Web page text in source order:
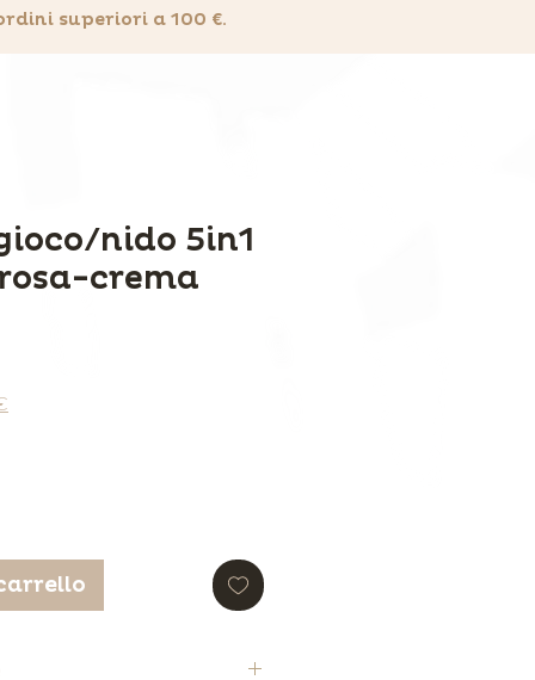
ordini superiori a 100 €.
nido 5in1
crema